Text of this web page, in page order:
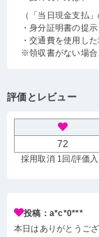
（「当日現金支払」
・身分証明書の提
・交通費を使用し
※領収書がない場合
評価とレビュー
72
採用取消 1回 /評価
投稿：a*c*0***
本日はありがとうご